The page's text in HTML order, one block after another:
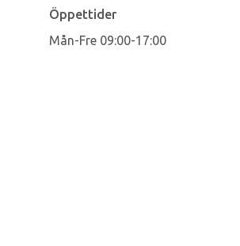
Öppettider
Mån-Fre 09:00-17:00